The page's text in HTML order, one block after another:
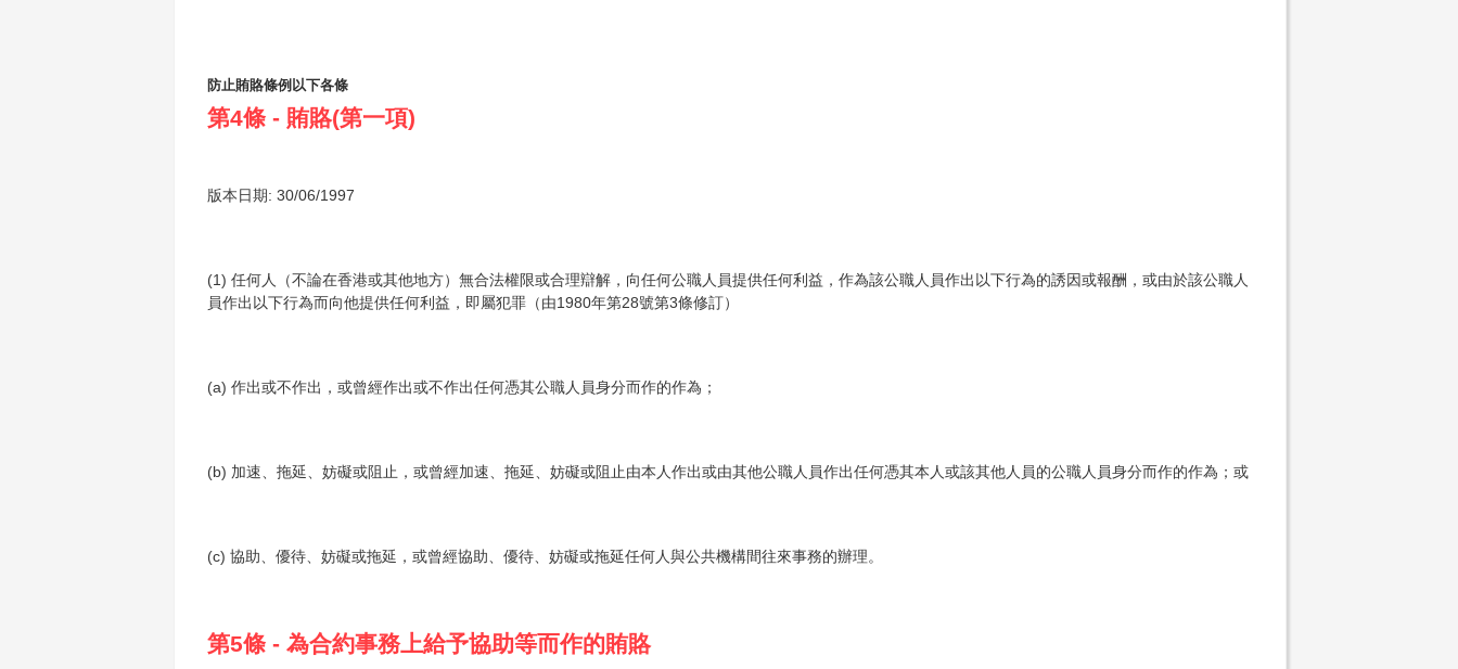
防止賄賂條例以下各條
第4條 - 賄賂(第一項)
版本日期: 30/06/1997
(1) 任何人（不論在香港或其他地方）無合法權限或合理辯解，向任何公職人員提供任何利益，作為該公職人員作出以下行為的誘因或報酬，或由於該公職人
員作出以下行為而向他提供任何利益，即屬犯罪（由1980年第28號第3條修訂）
(a) 作出或不作出，或曾經作出或不作出任何憑其公職人員身分而作的作為；
(b) 加速、拖延、妨礙或阻止，或曾經加速、拖延、妨礙或阻止由本人作出或由其他公職人員作出任何憑其本人或該其他人員的公職人員身分而作的作為；或
(c) 協助、優待、妨礙或拖延，或曾經協助、優待、妨礙或拖延任何人與公共機構間往來事務的辦理。
第5條 - 為合約事務上給予協助等而作的賄賂